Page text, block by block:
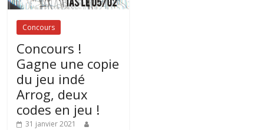
Concours
Concours !
Gagne une copie
du jeu indé
Arrog, deux
codes en jeu !
31 janvier 2021